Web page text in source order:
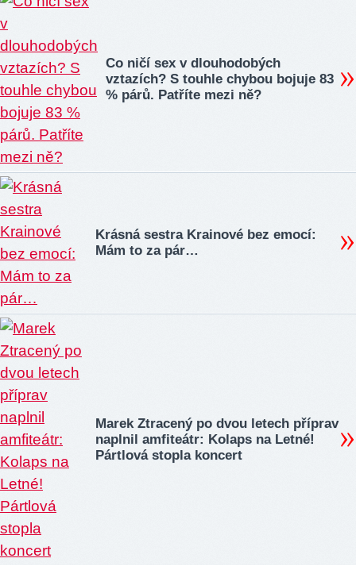
Co ničí sex v dlouhodobých
vztazích? S touhle chybou bojuje 83
% párů. Patříte mezi ně?
Krásná sestra Krainové bez emocí:
Mám to za pár…
Marek Ztracený po dvou letech příprav
naplnil amfiteátr: Kolaps na Letné!
Pártlová stopla koncert